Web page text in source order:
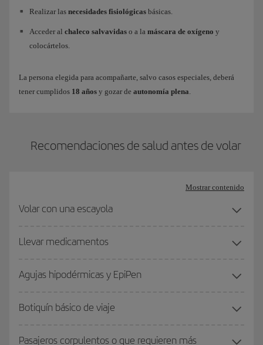
quirúrgicas, que puedan agravarse debido al transporte.
médica para volar
Realizar las necesidades fisiológicas básicas.
Acceder al chaleco salvavidas o a la máscara de oxígeno y
colocártelos.
La persona elegida para acompañarte, salvo casos especiales, deberá
tener cumplidos 18 años y gozar de autonomía plena
Recomendaciones de salud antes de volar
Mostrar contenido
Volar con una escayola
Llevar medicamentos
Agujas hipodérmicas y EpiPen
Botiquín básico de viaje
Pasajeros corpulentos o que requieren más